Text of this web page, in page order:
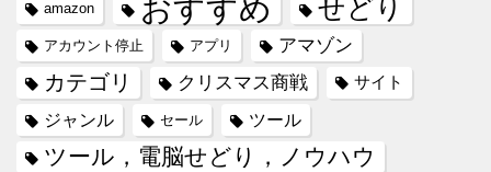
amazon おすすめ せどり
アカウント停止 アプリ アマゾン
カテゴリ クリスマス商戦 サイト
ジャンル セール ツール
ツール，電脳せどり，ノウハウ